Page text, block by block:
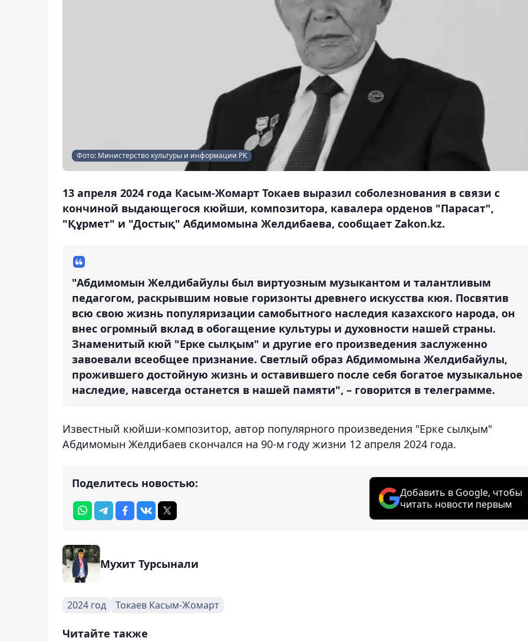
Фото: Министерство культуры и информации РК
13 апреля 2024 года Касым-Жомарт Токаев выразил соболезнования в связи с
кончиной выдающегося кюйши, композитора, кавалера орденов "Парасат",
"Құрмет" и "Достық" Абдимомына Желдибаева, сообщает Zakon.kz.
"Абдимомын Желдибайулы был виртуозным музыкантом и талантливым
педагогом, раскрывшим новые горизонты древнего искусства кюя. Посвятив
всю свою жизнь популяризации самобытного наследия казахского народа, он
внес огромный вклад в обогащение культуры и духовности нашей страны.
Знаменитый кюй "Ерке сылқым" и другие его произведения заслуженно
завоевали всеобщее признание. Светлый образ Абдимомына Желдибайулы,
прожившего достойную жизнь и оставившего после себя богатое музыкальное
наследие, навсегда останется в нашей памяти", – говорится в телеграмме.
Известный кюйши-композитор, автор популярного произведения "Ерке сылқым"
Абдимомын Желдибаев скончался на 90-м году жизни 12 апреля 2024 года.
Поделитесь новостью:
Добавить в Google, чтобы
читать новости первым
Мухит Турсынали
2024 год Токаев Касым-Жомарт
Читайте также